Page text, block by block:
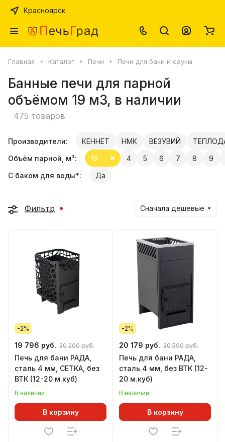
Красноярск
Главная Каталог Печи Печи для бани и сауны
Банные печи для парной
объёмом 19 м3, в наличии
475 товаров
Производители: КЕННЕТ НМК ВЕЗУВИЙ
Объём парной, м³:
4 5 6 7 8 9
19
С баком для воды*:
Да
Фильтр Сначала дешевые
-2%
19 796 руб. 20 200 руб.
Печь для бани РАДА,
сталь 4 мм, СЕТКА, без
ВТК (12-20 м.куб)
В наличии
В корзину
-2%
20 179 руб. 20 590 руб.
Печь для бани РАДА,
сталь 4 мм, без ВТК (12-
20 м.куб)
В наличии
В корзину